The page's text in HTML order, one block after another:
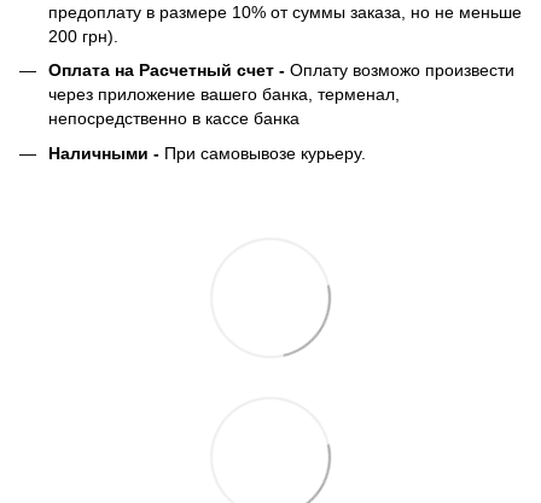
предоплату в размере 10% от суммы заказа, но не меньше
200 грн).
Оплата на Расчетный счет - Оплату возможо произвести
через приложение вашего банка, терменал,
непосредственно в кассе банка
Наличными - При самовывозе курьеру.